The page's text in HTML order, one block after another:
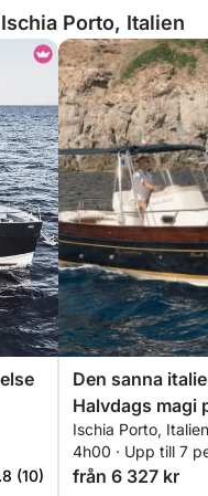
Porto, Italien
(10)
Den sanna
Halvdags magi
Ischia Porto, Italien
4h00 · Upp till 7
från 6 327 kr